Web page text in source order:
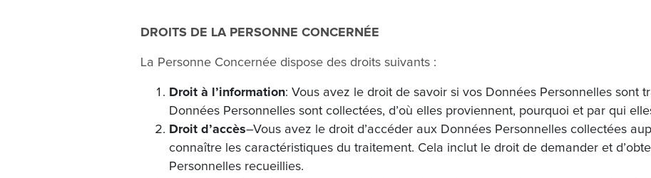
DROITS DE LA PERSONNE CONCERNÉE
La Personne Concernée dispose des droits suivants :
Droit à l’information: Vous avez le droit de savoir si vos Données Personnelles sont
Données Personnelles sont collectées, d’où elles proviennent, pourquoi et par qui
Droit d’accès–Vous avez le droit d’accéder aux Données Personnelles collectées
connaître les caractéristiques du traitement. Cela inclut le droit de demander et
Personnelles recueillies.